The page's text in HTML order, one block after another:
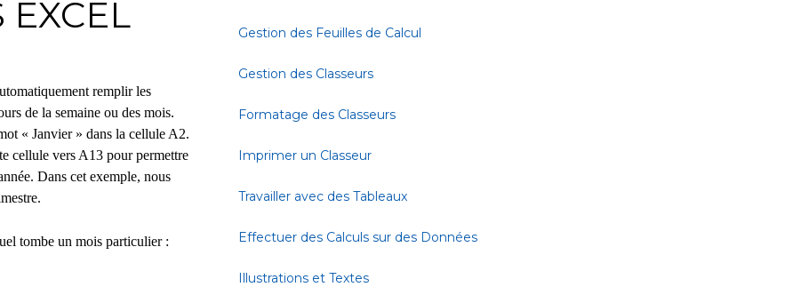
EXCEL
remplir les
de la semaine ou des mois.
« Janvier » dans la cellule A2.
cellule vers A13 pour permettre
Dans cet exemple, nous
tombe un mois particulier :
Gestion des Feuilles de Calcul
Gestion des Classeurs
Formatage des Classeurs
Imprimer un Classeur
Travailler avec des Tableaux
Effectuer des Calculs sur des Données
Illustrations et Textes